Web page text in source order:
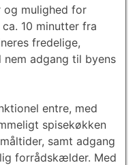
og mulighed for
10 minutter fra
fredelige,
nem adgang til byens
entre, med
spisekøkken
samt adgang
forrådskælder. Med